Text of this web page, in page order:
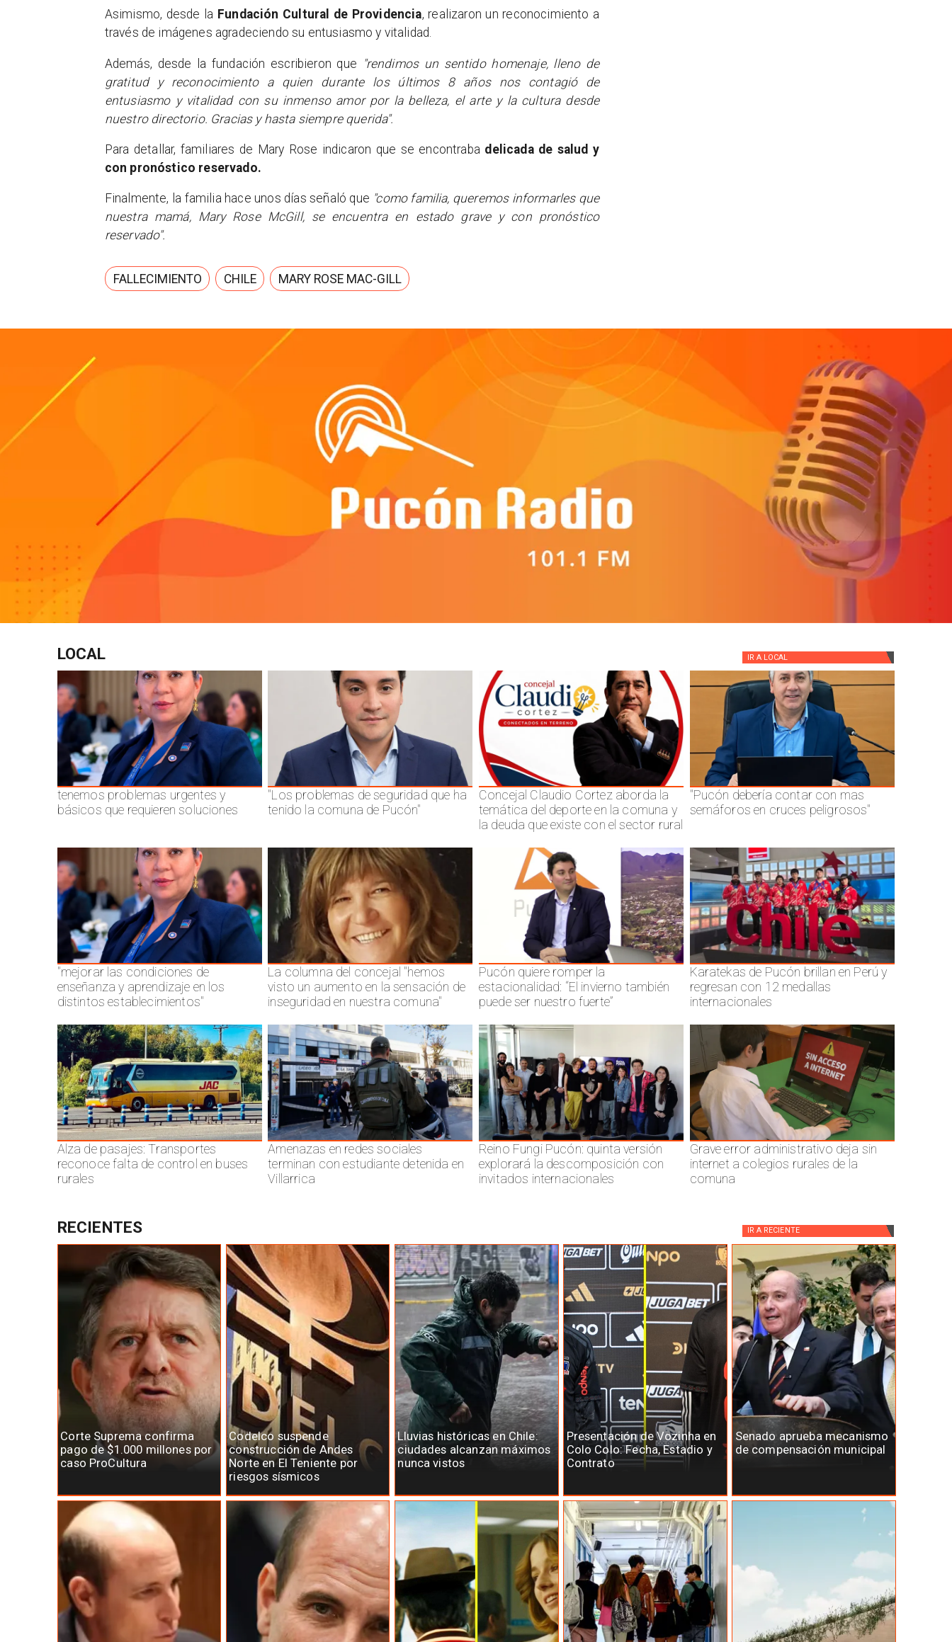
​Asimismo, desde la Fundación Cultural de Providencia, realizaron un reconocimiento a
través de imágenes agradeciendo su entusiasmo y vitalidad.
Además, desde la fundación escribieron que "rendimos un sentido homenaje, lleno de
gratitud y reconocimiento a quien durante los últimos 8 años nos contagió de
entusiasmo y vitalidad con su inmenso amor por la belleza, el arte y la cultura desde
nuestro directorio. Gracias y hasta siempre querida".
Para detallar, familiares de Mary Rose indicaron que se encontraba delicada de salud y
con pronóstico reservado.
Finalmente, la familia hace unos días señaló que "como familia, queremos informarles que
nuestra mamá, Mary Rose McGill, se encuentra en estado grave y con pronóstico
reservado".
FALLECIMIENTO CHILE MARY ROSE MAC-GILL
LOCAL IR A LOCAL
tenemos problemas urgentes y
básicos que requieren soluciones
"Los problemas de seguridad que ha
tenido la comuna de Pucón"
Concejal Claudio Cortez aborda la
temática del deporte en la comuna y
la deuda que existe con el sector rural
"Pucón debería contar con mas
semáforos en cruces peligrosos"
"mejorar las condiciones de
enseñanza y aprendizaje en los
distintos establecimientos"
La columna del concejal "hemos
visto un aumento en la sensación de
inseguridad en nuestra comuna"
Pucón quiere romper la
estacionalidad: “El invierno también
puede ser nuestro fuerte”
Karatekas de Pucón brillan en Perú y
regresan con 12 medallas
internacionales
Alza de pasajes: Transportes
reconoce falta de control en buses
rurales
Amenazas en redes sociales
terminan con estudiante detenida en
Villarrica
Reino Fungi Pucón: quinta versión
explorará la descomposición con
invitados internacionales
Grave error administrativo deja sin
internet a colegios rurales de la
comuna
Corte Suprema confirma
pago de $1.000 millones por
caso ProCultura
Codelco suspende
construcción de Andes
Norte en El Teniente por
riesgos sísmicos
Lluvias históricas en Chile:
ciudades alcanzan máximos
nunca vistos
Presentación de Vozinha en
Colo Colo: Fecha, Estadio y
Contrato
Senado aprueba mecanismo
de compensación municipal
RECIENTES IR A RECIENTE